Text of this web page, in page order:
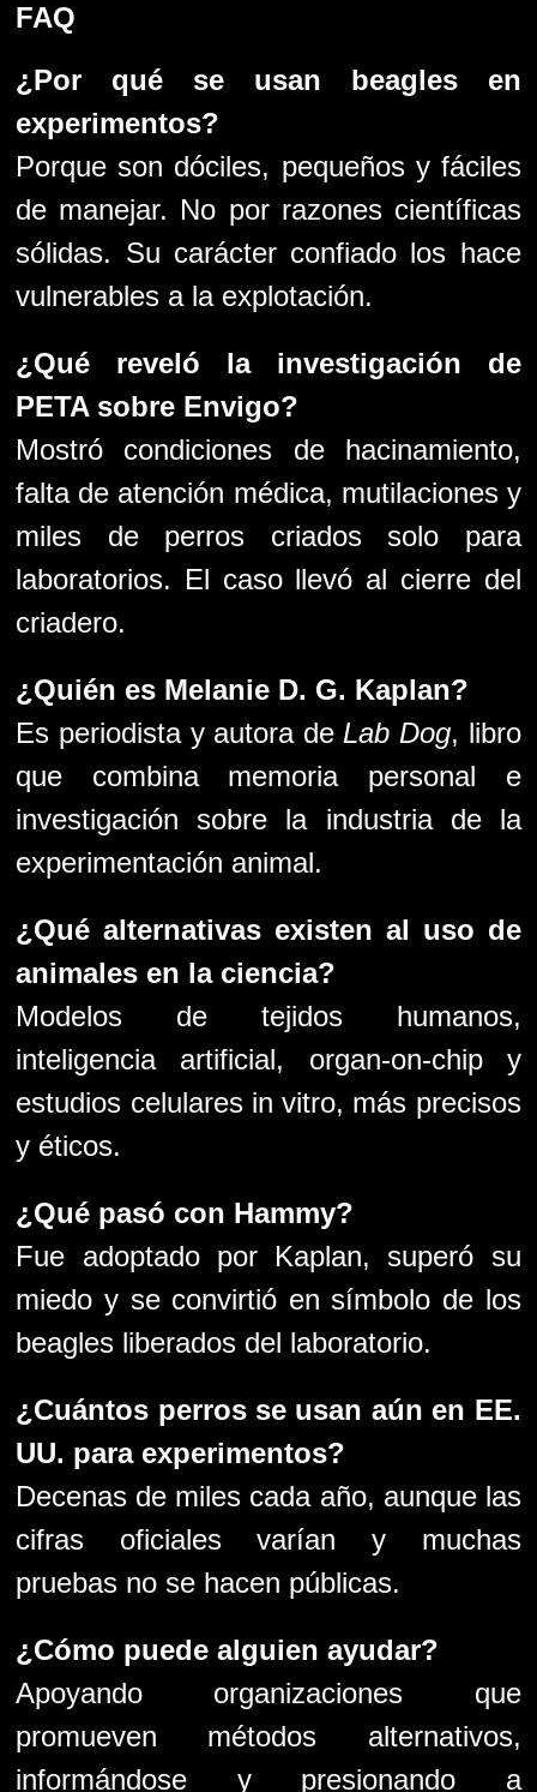
FAQ
¿Por qué se usan beagles en
experimentos?
Porque son dóciles, pequeños y fáciles
de manejar. No por razones científicas
sólidas. Su carácter confiado los hace
vulnerables a la explotación.
¿Qué reveló la investigación de
PETA sobre Envigo?
Mostró condiciones de hacinamiento,
falta de atención médica, mutilaciones y
miles de perros criados solo para
laboratorios. El caso llevó al cierre del
criadero.
¿Quién es Melanie D. G. Kaplan?
Es periodista y autora de Lab Dog, libro
que combina memoria personal e
investigación sobre la industria de la
experimentación animal.
¿Qué alternativas existen al uso de
animales en la ciencia?
Modelos de tejidos humanos,
inteligencia artificial, organ-on-chip y
estudios celulares in vitro, más precisos
y éticos.
¿Qué pasó con Hammy?
Fue adoptado por Kaplan, superó su
miedo y se convirtió en símbolo de los
beagles liberados del laboratorio.
¿Cuántos perros se usan aún en EE.
UU. para experimentos?
Decenas de miles cada año, aunque las
cifras oficiales varían y muchas
pruebas no se hacen públicas.
¿Cómo puede alguien ayudar?
Apoyando organizaciones que
promueven métodos alternativos,
informándose y presionando a